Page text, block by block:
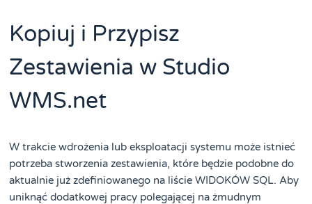
Kopiuj i Przypisz
Zestawienia w Studio
WMS.net
W trakcie wdrożenia lub eksploatacji systemu może istnieć
potrzeba stworzenia zestawienia, które będzie podobne do
aktualnie już zdefiniowanego na liście WIDOKÓW SQL. Aby
uniknąć dodatkowej pracy polegającej na żmudnym